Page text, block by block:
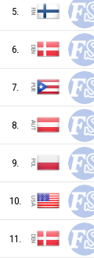
AUT
5.
6.
7.
8.
9.
10.
11.